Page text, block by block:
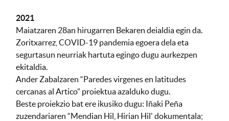
2021
Maiatzaren 28an hirugarren Bekaren deialdia egin da.
Zoritxarrez, COVID-19 pandemia egoera dela eta
segurtasun neurriak hartuta egingo dugu aurkezpen
ekitaldia.
Ander Zabalzaren “Paredes virgenes en latitudes
cercanas al Artico” proiektua azalduko dugu.
Beste proiekzio bat ere ikusiko dugu: Iñaki Peña
zuzendariaren “Mendian Hil, Hirian Hil' dokumentala;